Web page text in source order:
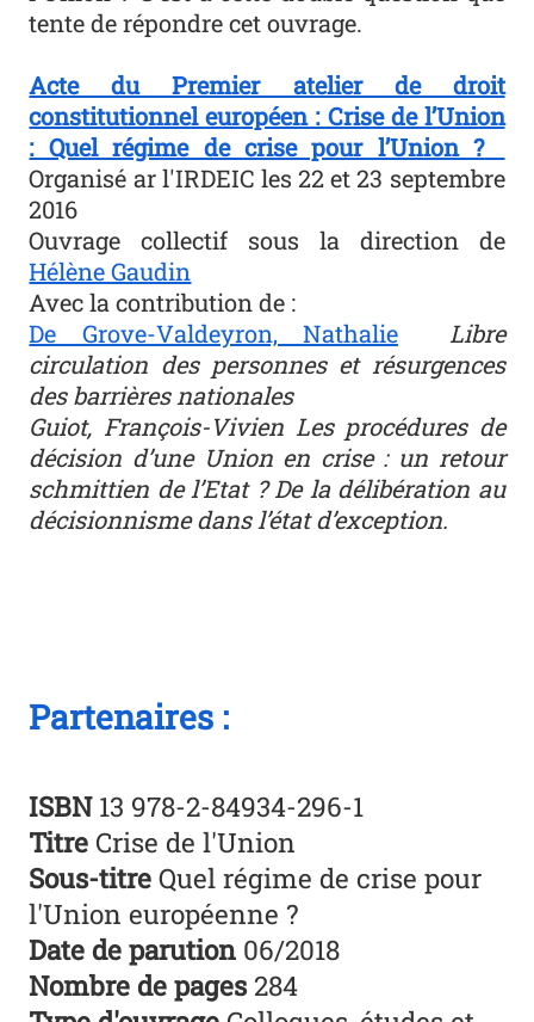
tente de répondre cet ouvrage.
Acte du Premier atelier de droit
constitutionnel européen : Crise de l’Union
: Quel régime de crise pour l’Union ?
Organisé ar l'IRDEIC les 22 et 23 septembre
2016
Ouvrage collectif sous la direction de
Hélène Gaudin
Avec la contribution de :
De Grove-Valdeyron, Nathalie
Libre
circulation des personnes et résurgences
des barrières nationales
Guiot, François-Vivien Les procédures de
décision d’une Union en crise : un retour
schmittien de l’Etat ? De la délibération au
décisionnisme dans l’état d’exception.
Partenaires :
ISBN13 978-2-84934-296-1
Titre Crise de l'Union
Sous-titre Quel régime de crise pour
l'Union européenne ?
Date de parution 06/2018
Nombre de pages284